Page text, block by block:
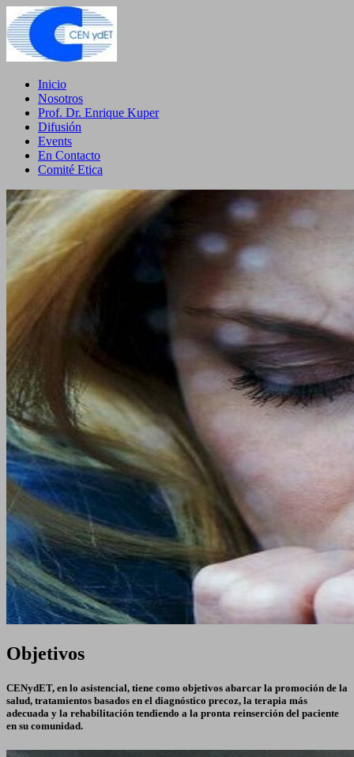
Inicio
Nosotros
Prof. Dr. Enrique Kuper
Difusión
Events
En Contacto
Comité Etica
Objetivos
CENydET, en lo asistencial, tiene como objetivos abarcar la promoción de la
salud, tratamientos basados en el diagnóstico precoz, la terapia más
adecuada y la rehabilitación tendiendo a la pronta reinserción del paciente
en su comunidad.